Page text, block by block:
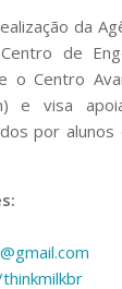
da
de
o Centro
e visa
por